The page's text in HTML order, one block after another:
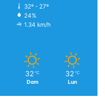
32º - 27º
24%
1.34 km/h
32 ℃
Dom
32 ℃
Lun